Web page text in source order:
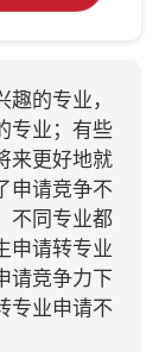
的专业，
专业；有些
来更好地就
申请竞争不
不同专业都
申请转专业
请竞争力下
专业申请不